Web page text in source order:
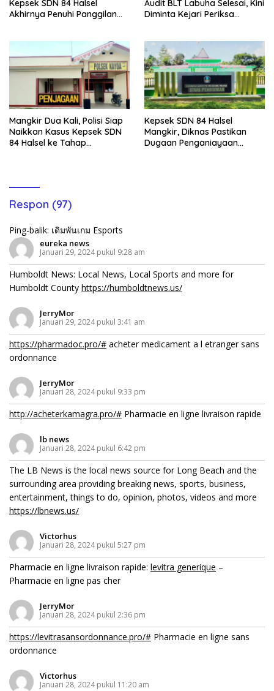
Kepsek SDN 84 Halsel
Akhirnya Penuhi Panggilan
Audit BLT Labuha Selesai, Kini
Diminta Kejari Periksa
Mangkir Dua Kali, Polisi Siap
Naikkan Kasus Kepsek SDN
84 Halsel ke Tahap
Kepsek SDN 84 Halsel
Mangkir, Diknas Pastikan
Dugaan Penganiayaan
Respon (97)
Ping-balik: เดิมพันเกม Esports
eureka news
Januari 29, 2024 pukul 9:28 am
Humboldt News: Local News, Local Sports and more for
Humboldt County https://humboldtnews.us/
JerryMor
Januari 29, 2024 pukul 3:41 am
https://pharmadoc.pro/# acheter medicament a l etranger sans
ordonnance
JerryMor
Januari 28, 2024 pukul 9:33 pm
http://acheterkamagra.pro/# Pharmacie en ligne livraison rapide
lb news
Januari 28, 2024 pukul 6:42 pm
The LB News is the local news source for Long Beach and the
surrounding area providing breaking news, sports, business,
entertainment, things to do, opinion, photos, videos and more
https://lbnews.us/
Victorhus
Januari 28, 2024 pukul 5:27 pm
Pharmacie en ligne livraison rapide: levitra generique –
Pharmacie en ligne pas cher
JerryMor
Januari 28, 2024 pukul 2:36 pm
https://levitrasansordonnance.pro/# Pharmacie en ligne sans
ordonnance
Victorhus
Januari 28, 2024 pukul 11:20 am